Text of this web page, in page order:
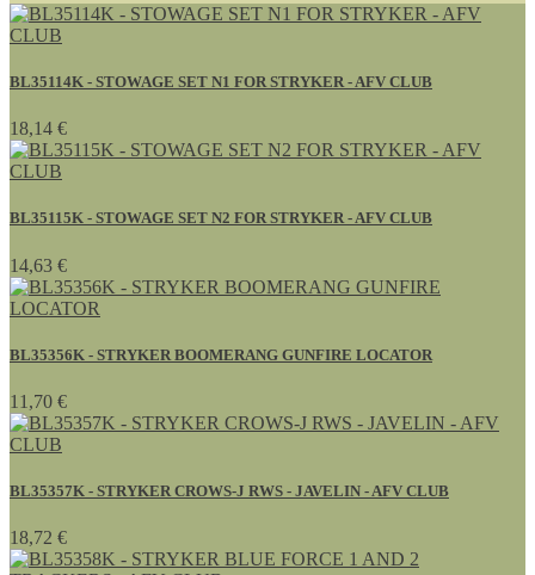
BL35114K - STOWAGE SET N1 FOR STRYKER - AFV CLUB
18,14 €
BL35115K - STOWAGE SET N2 FOR STRYKER - AFV CLUB
14,63 €
BL35356K - STRYKER BOOMERANG GUNFIRE LOCATOR
11,70 €
BL35357K - STRYKER CROWS-J RWS - JAVELIN - AFV CLUB
18,72 €